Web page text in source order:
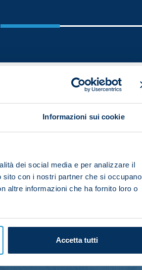
Informazioni sui cookie
dei social media e per analizzare il
con i nostri partner che si occupano
altre informazioni che ha fornito loro o
Accetta tutti